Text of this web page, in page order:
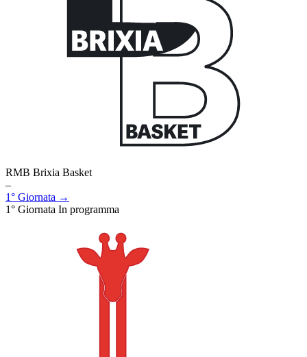
RMB Brixia Basket
–
1° Giornata →
1° Giornata In programma